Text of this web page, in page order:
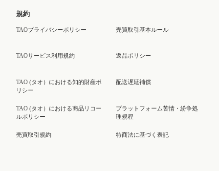
規約
TAOプライバシーポリシー
TAOサービス利用規約
TAO (タオ）における知的財産ポ
リシー
TAO (タオ）における商品リコー
ルポリシー
売買取引規約
売買取引基本ルール
返品ポリシー
配送遅延補償
プラットフォーム苦情・紛争処
理規程
特商法に基づく表記